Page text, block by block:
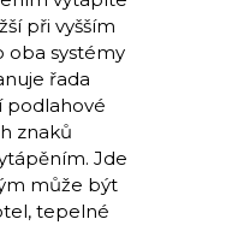
při vyšším
oba systémy
řada
podlahové
znaků
Jde
může být
tepelné